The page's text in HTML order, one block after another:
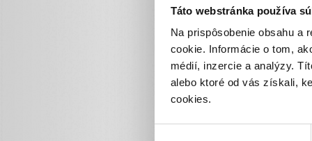
Táto webstránka používa
Na prispôsobenie obsahu a
cookie. Informácie o tom,
médií, inzercie a analýzy.
alebo ktoré od vás získali,
cookies.
sprevádzkovaniu. Preto
ostáva veľmi málo. Naviac
sporadicky. Vnuk je
alergológia, ortopédia,
Trenčína až po Martin.
Všetkým, ktorí prispejú aj